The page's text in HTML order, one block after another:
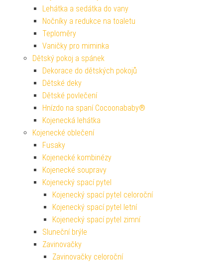
Lehátka a sedátka do vany
Nočníky a redukce na toaletu
Teploměry
Vaničky pro miminka
Dětský pokoj a spánek
Dekorace do dětských pokojů
Dětské deky
Dětské povlečení
Hnízdo na spaní Cocoonababy®
Kojenecká lehátka
Kojenecké oblečení
Fusaky
Kojenecké kombinézy
Kojenecké soupravy
Kojenecký spací pytel
Kojenecký spací pytel celoroční
Kojenecký spací pytel letní
Kojenecký spací pytel zimní
Sluneční brýle
Zavinovačky
Zavinovačky celoroční